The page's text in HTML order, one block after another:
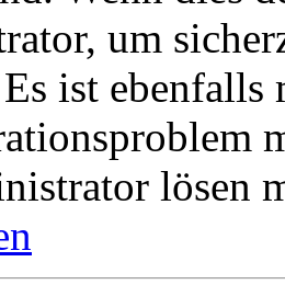
um
ist ebenfalls
lösen